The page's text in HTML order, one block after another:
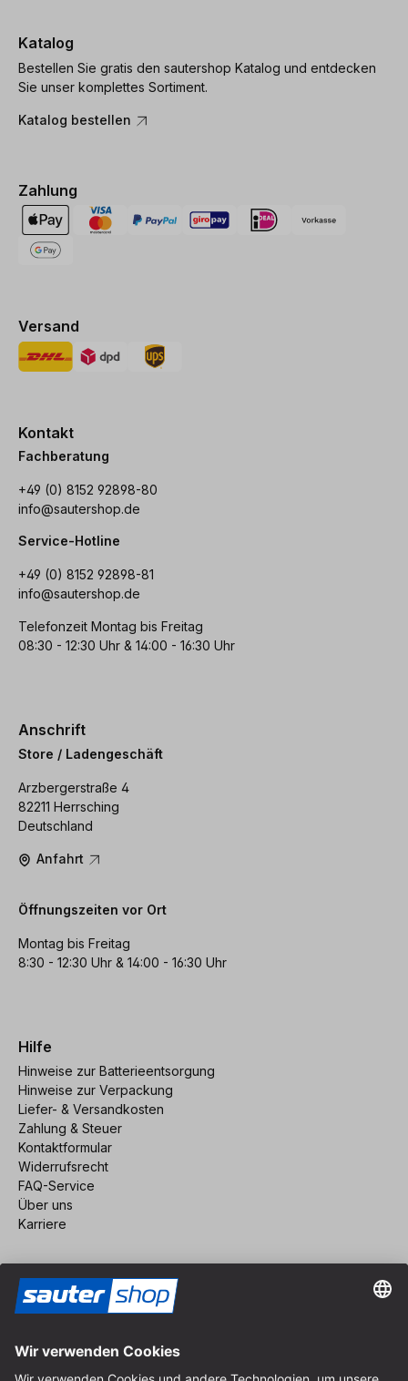
Katalog
Bestellen Sie gratis den sautershop Katalog und entdecken
Sie unser komplettes Sortiment.
Katalog bestellen
Zahlung
Versand
Kontakt
Fachberatung
+49 (0) 8152 92898-80
info@sautershop.de
Service-Hotline
+49 (0) 8152 92898-81
info@sautershop.de
Telefonzeit Montag bis Freitag
08:30 - 12:30 Uhr & 14:00 - 16:30 Uhr
Anschrift
Store / Ladengeschäft
Arzbergerstraße 4
82211 Herrsching
Deutschland
Anfahrt
Öffnungszeiten vor Ort
Montag bis Freitag
8:30 - 12:30 Uhr & 14:00 - 16:30 Uhr
Hilfe
Hinweise zur Batterieentsorgung
Hinweise zur Verpackung
Liefer- & Versandkosten
Zahlung & Steuer
Kontaktformular
Widerrufsrecht
FAQ-Service
Über uns
Karriere